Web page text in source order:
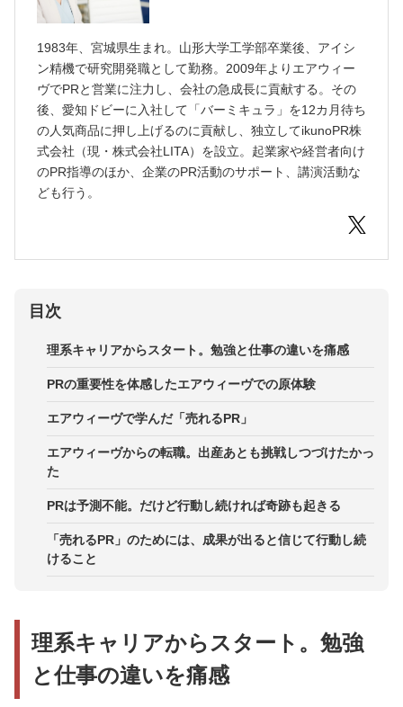
1983年、宮城県生まれ。山形大学工学部卒業後、アイシ
ン精機で研究開発職として勤務。2009年よりエアウィー
ヴでPRと営業に注力し、会社の急成長に貢献する。その
後、愛知ドビーに入社して「バーミキュラ」を12カ月待ち
の人気商品に押し上げるのに貢献し、独立してikunoPR株
式会社（現・株式会社LITA）を設立。起業家や経営者向け
のPR指導のほか、企業のPR活動のサポート、講演活動な
ども行う。
目次
理系キャリアからスタート。勉強と仕事の違いを痛感
PRの重要性を体感したエアウィーヴでの原体験
エアウィーヴで学んだ「売れるPR」
エアウィーヴからの転職。出産あとも挑戦しつづけたかっ
た
PRは予測不能。だけど行動し続ければ奇跡も起きる
「売れるPR」のためには、成果が出ると信じて行動し続
けること
理系キャリアからスタート。勉強
と仕事の違いを痛感